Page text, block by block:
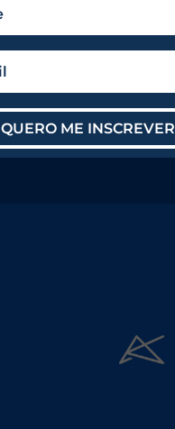
QUERO ME INSCREVER
André Carvalho Brand Designer